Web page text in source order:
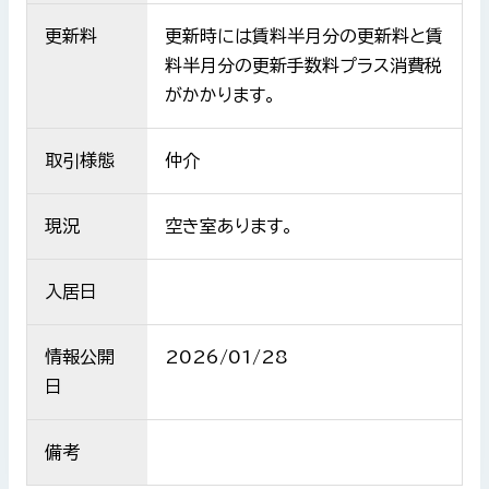
更新料
更新時には賃料半月分の更新料と賃
料半月分の更新手数料プラス消費税
がかかります。
取引様態 仲介
現況 空き室あります。
入居日
情報公開
日
2026/01/28
備考